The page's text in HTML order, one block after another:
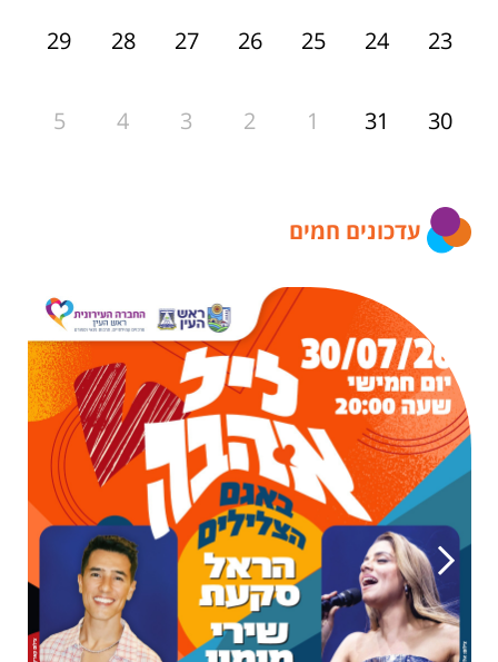
29 28 27 26 25 24 23
5 4 3 2 1 31 30
עדכונים חמים